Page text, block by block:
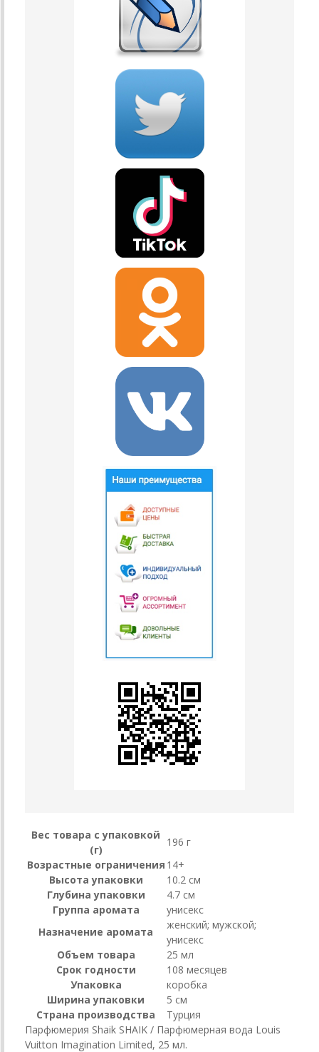
Вес товара с упаковкой
(г)
196 г
Возрастные ограничения 14+
Высота упаковки
10.2 см
Глубина упаковки
4.7 см
Группа аромата
унисекс
Назначение аромата
женский; мужской;
унисекс
Объем товара
25 мл
Срок годности
108 месяцев
Упаковка
коробка
Ширина упаковки
5 см
Страна производства
Турция
Парфюмерия Shaik SHAIK / Парфюмерная вода Louis
Vuitton Imagination Limited, 25 мл.